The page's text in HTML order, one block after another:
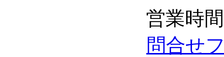
営業時
問合せ